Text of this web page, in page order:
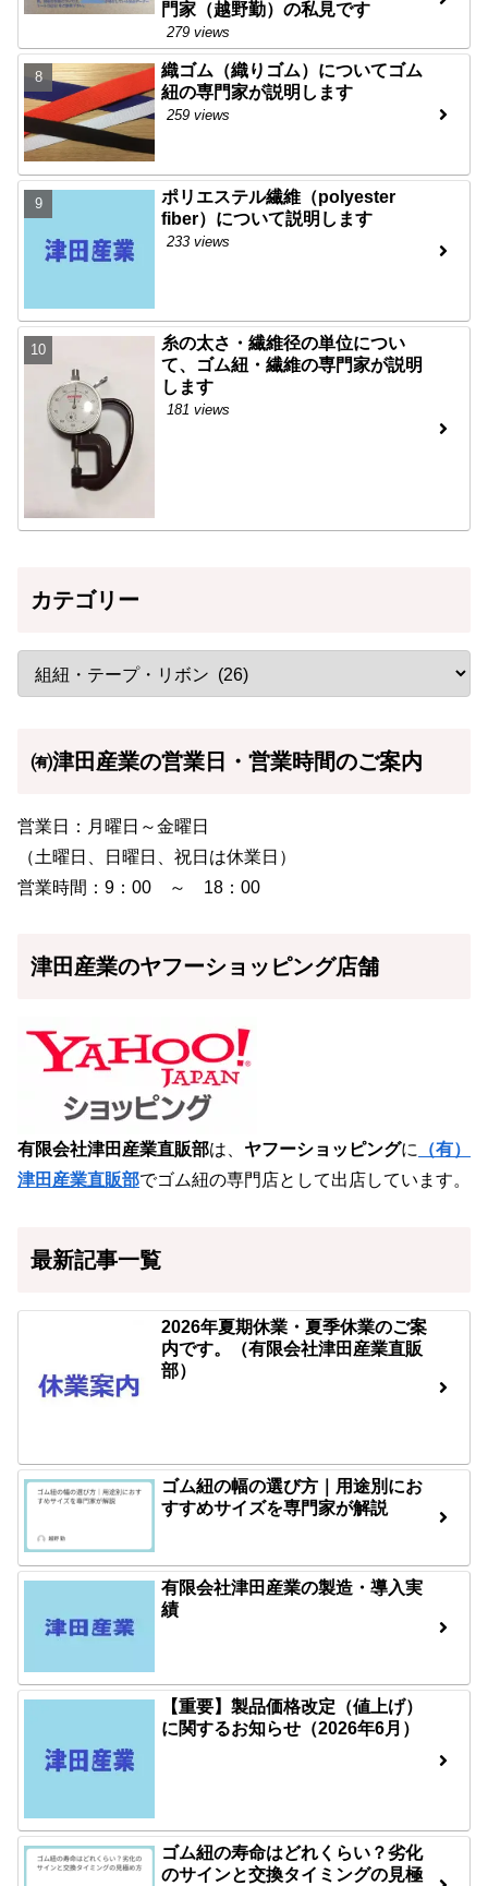
門家（越野勤）の私見です
279 views
織ゴム（織りゴム）についてゴム
紐の専門家が説明します
259 views
ポリエステル繊維（polyester
fiber）について説明します
233 views
糸の太さ・繊維径の単位につい
て、ゴム紐・繊維の専門家が説明
します
181 views
カテゴリー
㈲津田産業の営業日・営業時間のご案内
営業日：月曜日～金曜日
（土曜日、日曜日、祝日は休業日）
営業時間：9：00 ～ 18：00
津田産業のヤフーショッピング店舗
有限会社津田産業直販部は、 ヤフーショッピングに （有）
津田産業直販部でゴム紐の専門店として出店しています。
最新記事一覧
2026年夏期休業・夏季休業のご案
内です。（有限会社津田産業直販
部）
ゴム紐の幅の選び方｜用途別にお
すすめサイズを専門家が解説
有限会社津田産業の製造・導入実
績
【重要】製品価格改定（値上げ）
に関するお知らせ（2026年6月）
ゴム紐の寿命はどれくらい？劣化
のサインと交換タイミングの見極